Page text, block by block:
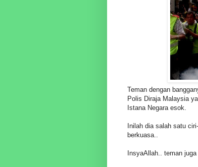
Teman dengan
Polis Diraja Malaysia
Istana Negara esok.
Inilah dia salah satu
berkuasa..
InsyaAllah.. teman